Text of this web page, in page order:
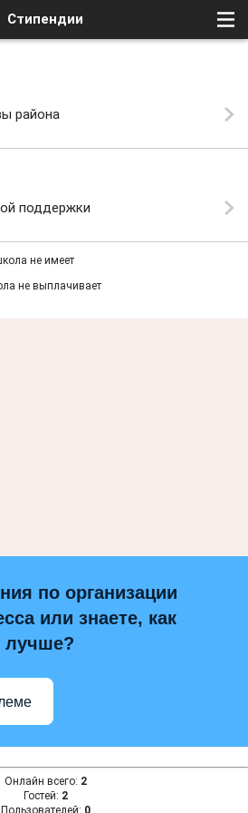
Стипендии
района
поддержки
не имеет
не выплачивает
по организации
или знаете, как
лучше?
Онлайн всего: 2
Гостей: 2
Пользователей: 0